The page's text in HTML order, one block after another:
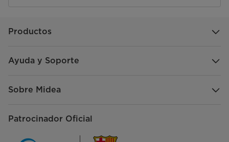
Productos
Ayuda y Soporte
Sobre Midea
Patrocinador Oficial